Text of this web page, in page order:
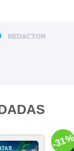
REDACTOR
-